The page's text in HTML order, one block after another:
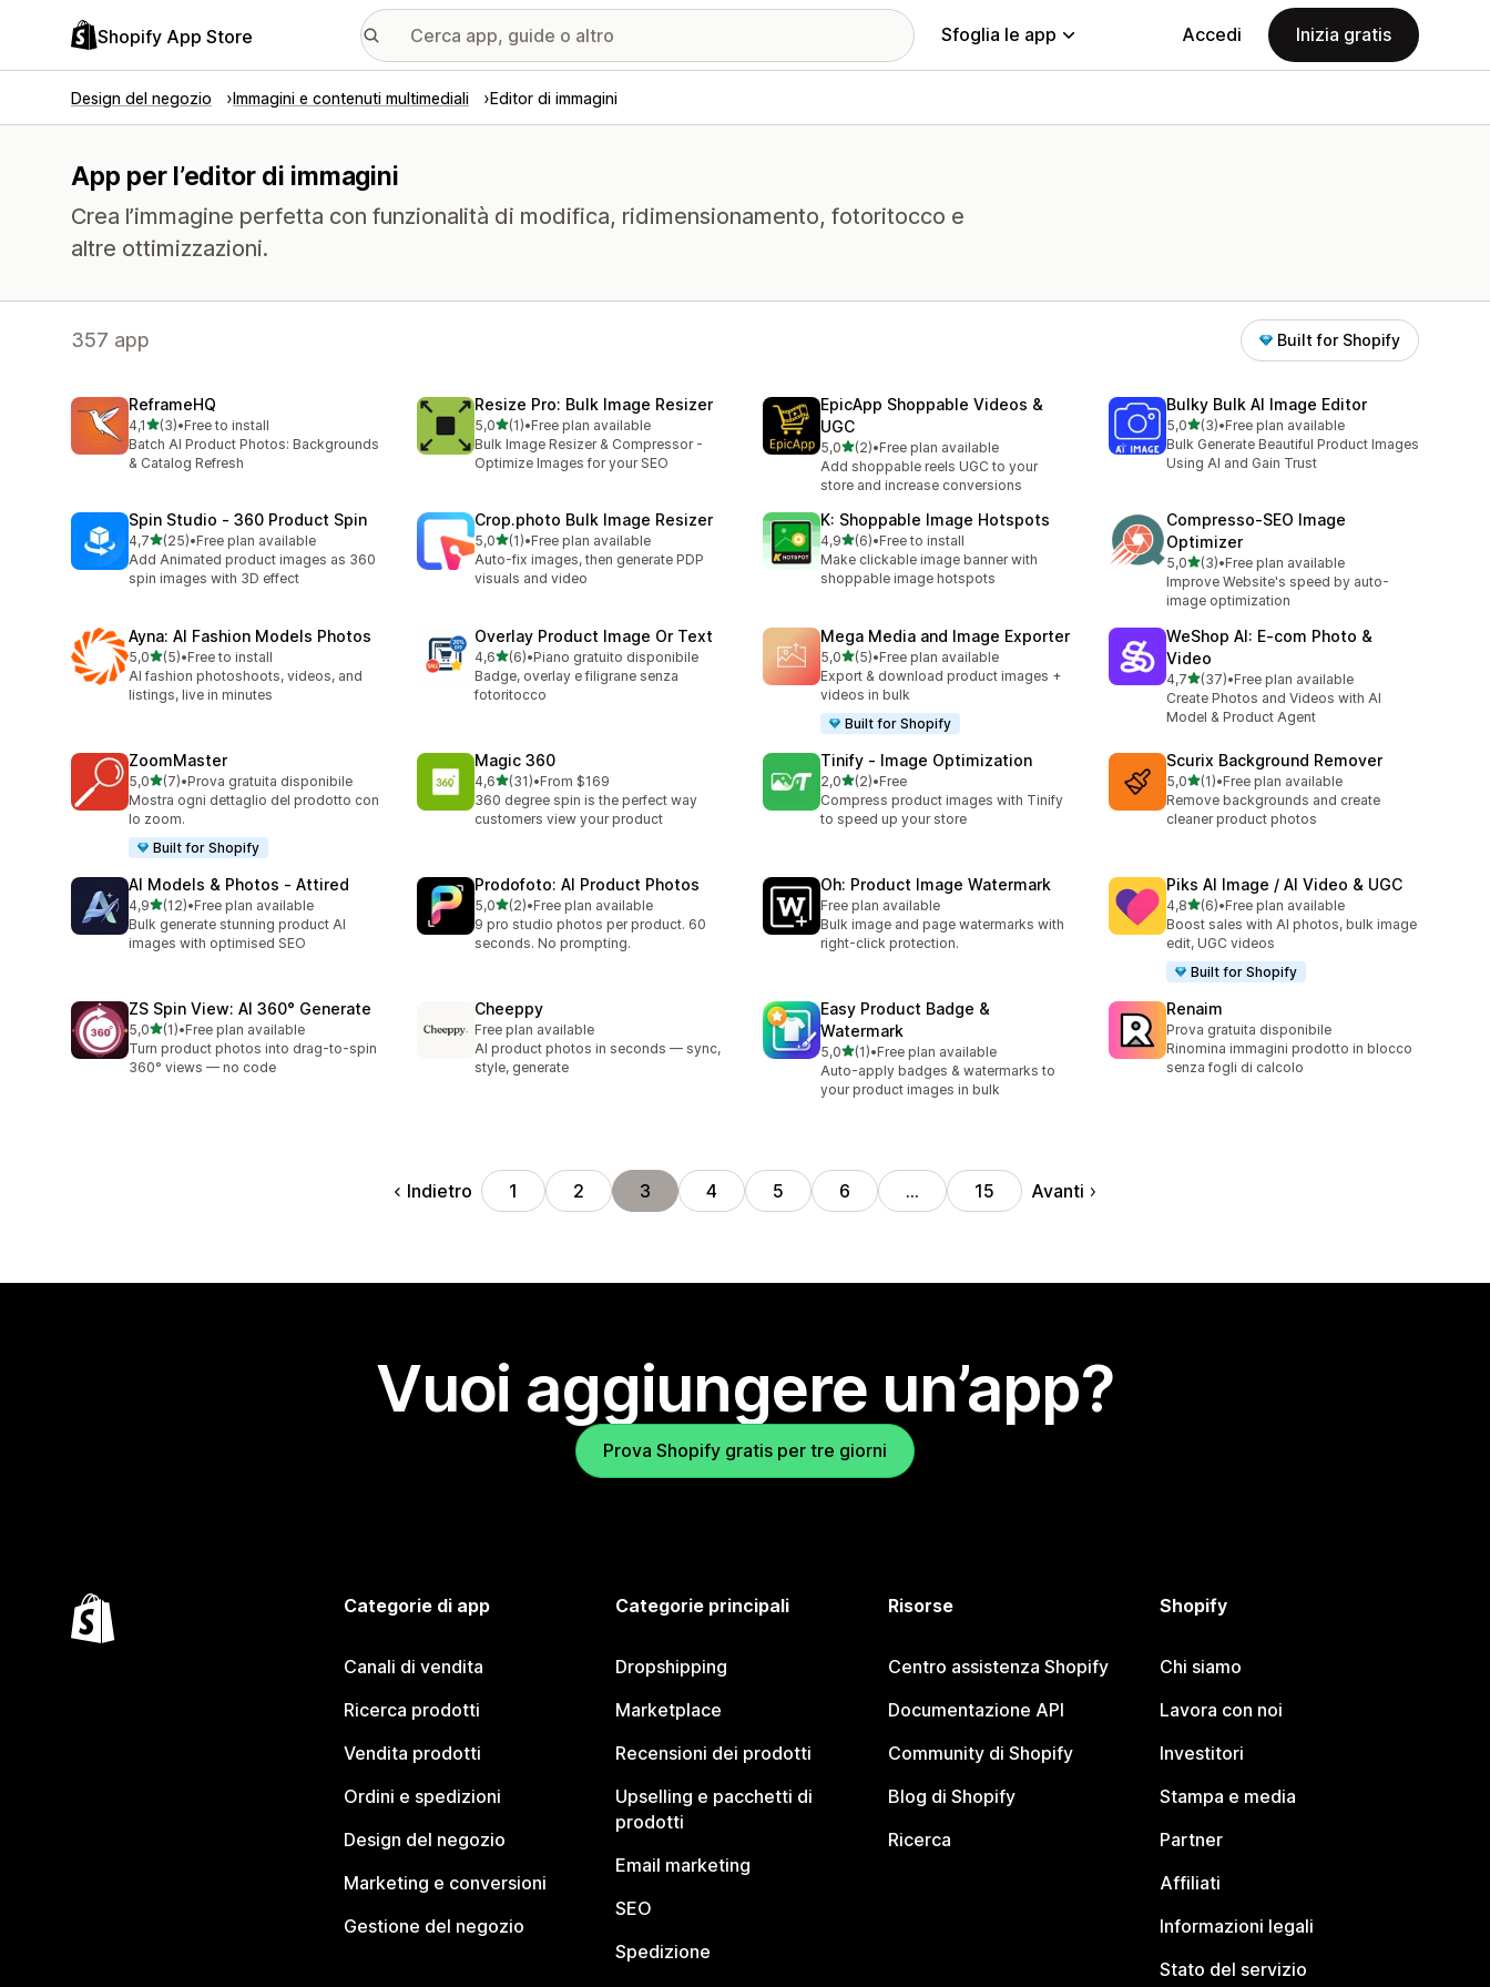
Shopify App Store Sfoglia le app Accedi Inizia gratis
Design del negozio Immagini e contenuti multimediali Editor di immagini
App per l’editor di immagini
Crea l’immagine perfetta con funzionalità di modifica, ridimensionamento, fotoritocco e
altre ottimizzazioni.
357 app Built for Shopify
ReframeHQ
4,1stelle su 5
(3)
3 recensioni totali
•Free to install
Batch AI Product Photos: Backgrounds
& Catalog Refresh
Resize Pro: Bulk Image Resizer
5,0stelle su 5
(1)
1 recensioni totali
•Free plan available
Bulk Image Resizer & Compressor -
Optimize Images for your SEO
EpicApp Shoppable Videos &
UGC
5,0stelle su 5
(2)
2 recensioni totali
•Free plan available
Add shoppable reels UGC to your
store and increase conversions
Bulky Bulk AI Image Editor
5,0stelle su 5
(3)
3 recensioni totali
•Free plan available
Bulk Generate Beautiful Product Images
Using AI and Gain Trust
Spin Studio ‑ 360 Product Spin
4,7stelle su 5
(25)
25 recensioni totali
•Free plan available
Add Animated product images as 360
spin images with 3D effect
Crop.photo Bulk Image Resizer
5,0stelle su 5
(1)
1 recensioni totali
•Free plan available
Auto-fix images, then generate PDP
visuals and video
K: Shoppable Image Hotspots
4,9stelle su 5
(6)
6 recensioni totali
•Free to install
Make clickable image banner with
shoppable image hotspots
Compresso‑SEO Image
Optimizer
5,0stelle su 5
(3)
3 recensioni totali
•Free plan available
Improve Website's speed by auto-
image optimization
Ayna: AI Fashion Models Photos
5,0stelle su 5
(5)
5 recensioni totali
•Free to install
AI fashion photoshoots, videos, and
listings, live in minutes
Overlay Product Image Or Text
4,6stelle su 5
(6)
6 recensioni totali
•Piano gratuito disponibile
Badge, overlay e filigrane senza
fotoritocco
Mega Media and Image Exporter
5,0stelle su 5
(5)
5 recensioni totali
•Free plan available
Export & download product images +
videos in bulk
Built for Shopify
WeShop AI: E‑com Photo &
Video
4,7stelle su 5
(37)
37 recensioni totali
•Free plan available
Create Photos and Videos with AI
Model & Product Agent
ZoomMaster
5,0stelle su 5
(7)
7 recensioni totali
•Prova gratuita disponibile
Mostra ogni dettaglio del prodotto con
lo zoom.
Built for Shopify
Magic 360
4,6stelle su 5
(31)
31 recensioni totali
•From $169
360 degree spin is the perfect way
customers view your product
Tinify ‑ Image Optimization
2,0stelle su 5
(2)
2 recensioni totali
•Free
Compress product images with Tinify
to speed up your store
Scurix Background Remover
5,0stelle su 5
(1)
1 recensioni totali
•Free plan available
Remove backgrounds and create
cleaner product photos
AI Models & Photos ‑ Attired
4,9stelle su 5
(12)
12 recensioni totali
•Free plan available
Bulk generate stunning product AI
images with optimised SEO
Prodofoto: AI Product Photos
5,0stelle su 5
(2)
2 recensioni totali
•Free plan available
9 pro studio photos per product. 60
seconds. No prompting.
Oh: Product Image Watermark
Free plan available
Bulk image and page watermarks with
right-click protection.
Piks AI Image / AI Video & UGC
4,8stelle su 5
(6)
6 recensioni totali
•Free plan available
Boost sales with AI photos, bulk image
edit, UGC videos
Built for Shopify
ZS Spin View: AI 360° Generate
5,0stelle su 5
(1)
1 recensioni totali
•Free plan available
Turn product photos into drag-to-spin
360° views — no code
Cheeppy
Free plan available
AI product photos in seconds — sync,
style, generate
Easy Product Badge &
Watermark
5,0stelle su 5
(1)
1 recensioni totali
•Free plan available
Auto-apply badges & watermarks to
your product images in bulk
Renaim
Prova gratuita disponibile
Rinomina immagini prodotto in blocco
senza fogli di calcolo
Indietro 1 2 3 4 5 6 … 15 Avanti
Vuoi aggiungere un’app?
Prova Shopify gratis per tre giorni
Categorie di app
Canali di vendita
Ricerca prodotti
Vendita prodotti
Ordini e spedizioni
Design del negozio
Marketing e conversioni
Gestione del negozio
Categorie principali
Dropshipping
Marketplace
Recensioni dei prodotti
Upselling e pacchetti di
prodotti
Email marketing
SEO
Spedizione
Risorse
Centro assistenza Shopify
Documentazione API
Community di Shopify
Blog di Shopify
Ricerca
Shopify
Chi siamo
Lavora con noi
Investitori
Stampa e media
Partner
Affiliati
Informazioni legali
Stato del servizio